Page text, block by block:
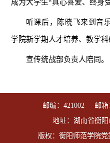
成为大学生“真心喜爱、终身
听课后，陈晓飞来到音
学院新学期人才培养、教学科
宣传统战部负责人陪同。
邮编：421002 邮箱
地址：湖南省衡
版权：衡阳师范学院